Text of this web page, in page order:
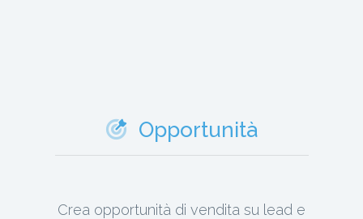
Opportunità
Crea opportunità di vendita su lead e